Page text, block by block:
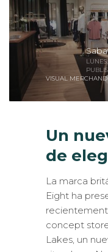
VISUAL
Un
de
Eight ha
concept store
Lakes, un
situado en